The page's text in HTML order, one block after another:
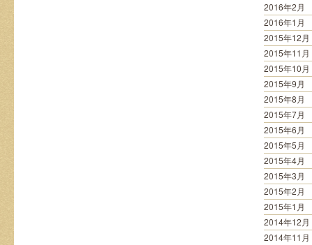
2016年2月
2016年1月
2015年12月
2015年11月
2015年10月
2015年9月
2015年8月
2015年7月
2015年6月
2015年5月
2015年4月
2015年3月
2015年2月
2015年1月
2014年12月
2014年11月